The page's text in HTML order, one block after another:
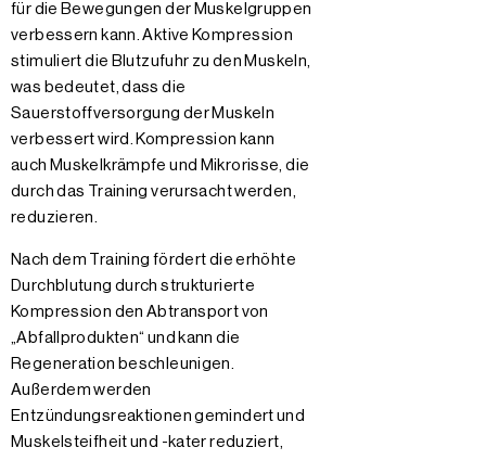
für die Bewegungen der Muskelgruppen
verbessern kann. Aktive Kompression
stimuliert die Blutzufuhr zu den Muskeln,
was bedeutet, dass die
Sauerstoffversorgung der Muskeln
verbessert wird. Kompression kann
auch Muskelkrämpfe und Mikrorisse, die
durch das Training verursacht werden,
reduzieren.
Nach dem Training fördert die erhöhte
Durchblutung durch strukturierte
Kompression den Abtransport von
„Abfallprodukten“ und kann die
Regeneration beschleunigen.
Außerdem werden
Entzündungsreaktionen gemindert und
Muskelsteifheit und -kater reduziert,